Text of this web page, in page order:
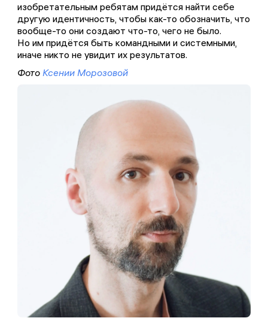
изобретательным ребятам придётся найти себе
другую идентичность, чтобы как-то обозначить, что
вообще-то они создают что-то, чего не было.
Но им придётся быть командными и системными,
иначе никто не увидит их результатов.
Фото Ксении Морозовой